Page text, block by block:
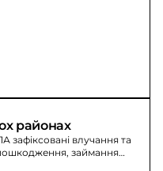
районах
зафіксовані влучання та
займання